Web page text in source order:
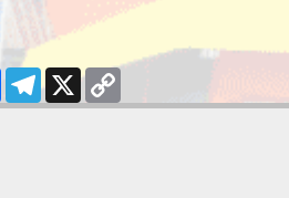
FacebookTelegram
X